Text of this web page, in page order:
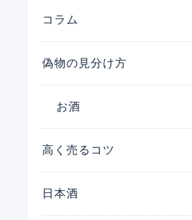
コラム
偽物の見分け方
お酒
高く売るコツ
日本酒